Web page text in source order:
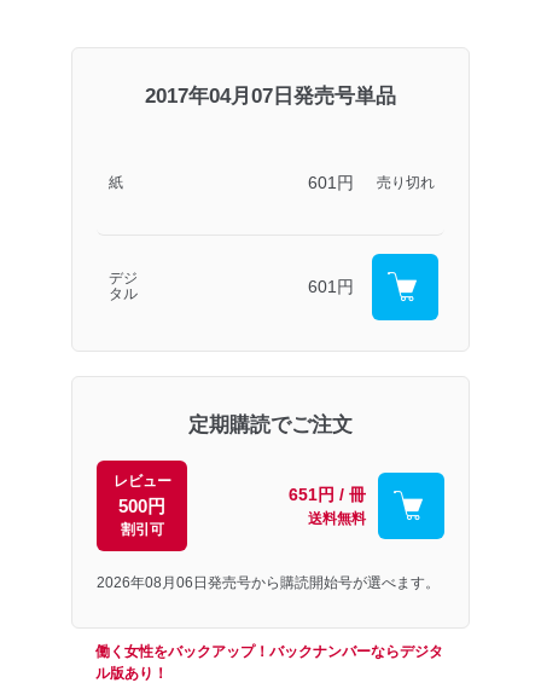
2017年04月07日発売号単品
紙 601円 売り切れ
デジ
タル
601円
定期購読でご注文
レビュー
500円
割引可
651円 / 冊
送料無料
2026年08月06日発売号から購読開始号が選べます。
働く女性をバックアップ！バックナンバーならデジタ
ル版あり！